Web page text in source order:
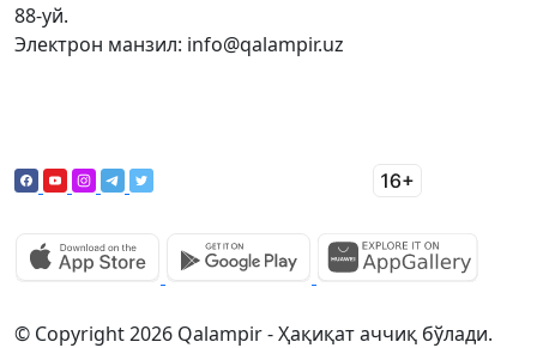
88-уй.
Электрон манзил: info@qalampir.uz
© Copyright 2026 Qalampir - Ҳақиқат аччиқ бўлади.